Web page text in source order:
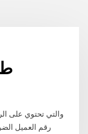
والتي تحتوي على
رقم العميل